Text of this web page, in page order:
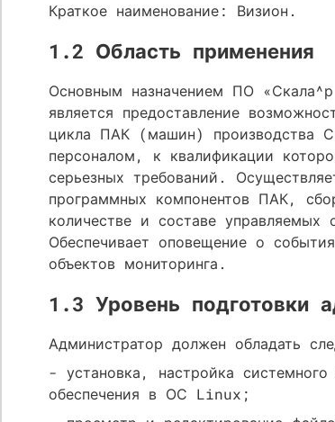
Краткое наименование: Визион.
1.2 Область применения
Основным назначением ПО
является предоставление
цикла ПАК (машин) производства
персоналом, к квалификации
серьезных требований.
программных компонентов ПАК,
количестве и составе управляемых
Обеспечивает оповещение о
объектов мониторинга.
1.3 Уровень подготовки
Администратор должен обладать
- установка, настройка системного
обеспечения в ОС Linux;